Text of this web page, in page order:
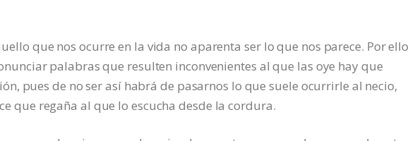
que nos ocurre en la vida no aparenta ser lo que nos parece. Por ello
palabras que resulten inconvenientes al que las oye hay que
pues de no ser así habrá de pasarnos lo que suele ocurrirle al necio,
que regaña al que lo escucha desde la cordura.